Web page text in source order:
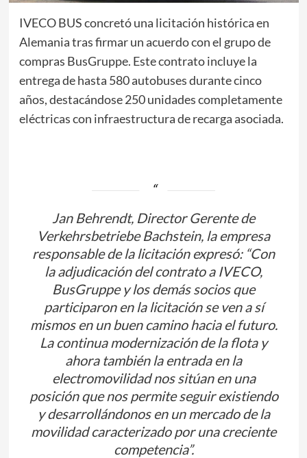
IVECO BUS concretó una licitación histórica en
Alemania tras firmar un acuerdo con el grupo de
compras BusGruppe. Este contrato incluye la
entrega de hasta 580 autobuses durante cinco
años, destacándose 250 unidades completamente
eléctricas con infraestructura de recarga asociada.
Jan Behrendt, Director Gerente de
Verkehrsbetriebe Bachstein, la empresa
responsable de la licitación expresó: “Con
la adjudicación del contrato a IVECO,
BusGruppe y los demás socios que
participaron en la licitación se ven a sí
mismos en un buen camino hacia el futuro.
La continua modernización de la flota y
ahora también la entrada en la
electromovilidad nos sitúan en una
posición que nos permite seguir existiendo
y desarrollándonos en un mercado de la
movilidad caracterizado por una creciente
competencia”.